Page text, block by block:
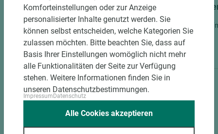
schwer entflammbar (B-s2-d0)
exterior
Länge (mm)
2.550
1.860
8
Länge
3.050
Komforteinstellungen oder zur Anzeige
personalisierter Inhalte genutzt werden. Sie
können selbst entscheiden, welche Kategorien Sie
zulassen möchten. Bitte beachten Sie, dass auf
Basis Ihrer Einstellungen womöglich nicht mehr
alle Funktionalitäten der Seite zur Verfügung
stehen. Weitere Informationen finden Sie in
unseren Datenschutzbestimmungen.
ImpressumDatenschutz
Alle Cookies akzeptieren